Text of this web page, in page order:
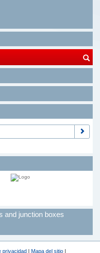
and junction boxes
privacidad | Mapa del sitio |